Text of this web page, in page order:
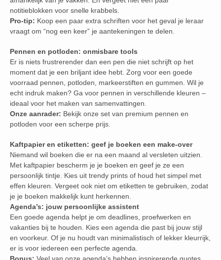
notitieblokken voor snelle krabbels.
Pro-tip: Koop een paar extra schriften voor het geval je leraar
vraagt om “nog een keer” je aantekeningen te delen.
Pennen en potloden: onmisbare tools
Er is niets frustrerender dan een pen die niet schrijft op het
moment dat je een briljant idee hebt. Zorg voor een goede
voorraad pennen, potloden, markeerstiften en gummen. Wil je
echt indruk maken? Ga voor pennen in verschillende kleuren –
ideaal voor het maken van samenvattingen.
Onze aanrader: Bekijk onze set van premium pennen en
potloden voor een scherpe prijs.
Kaftpapier en etiketten: geef je boeken een make-over
Niemand wil boeken die er na een maand al versleten uitzien.
Met kaftpapier bescherm je je boeken en geef je ze een
persoonlijk tintje. Kies uit trendy prints of houd het simpel met
effen kleuren. Vergeet ook niet om etiketten te gebruiken, zodat
je je boeken makkelijk kunt herkennen.
Agenda’s: jouw persoonlijke assistent
Een goede agenda helpt je om deadlines, proefwerken en
vakanties bij te houden. Kies een agenda die past bij jouw stijl
en voorkeur. Of je nu houdt van minimalistisch of lekker kleurrijk,
er is voor iedereen een perfecte agenda.